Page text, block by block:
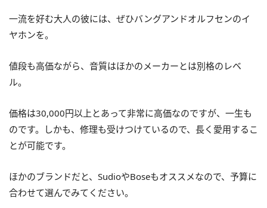
一流を好む大人の彼には、ぜひバングアンドオルフセンのイ
ヤホンを。
値段も高価ながら、音質はほかのメーカーとは別格のレベ
ル。
価格は30,000円以上とあって非常に高価なのですが、一生も
のです。しかも、修理も受けつけているので、長く愛用するこ
とが可能です。
ほかのブランドだと、SudioやBoseもオススメなので、予算に
合わせて選んでみてください。